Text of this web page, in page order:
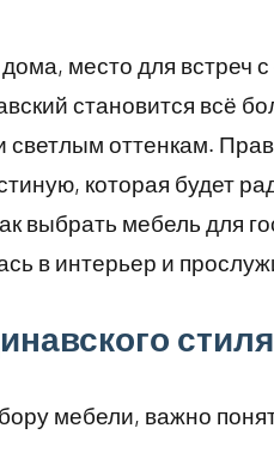
место для встреч
становится всё
светлым оттенкам.
которая будет
выбрать мебель для
в интерьер и
мебели, важно